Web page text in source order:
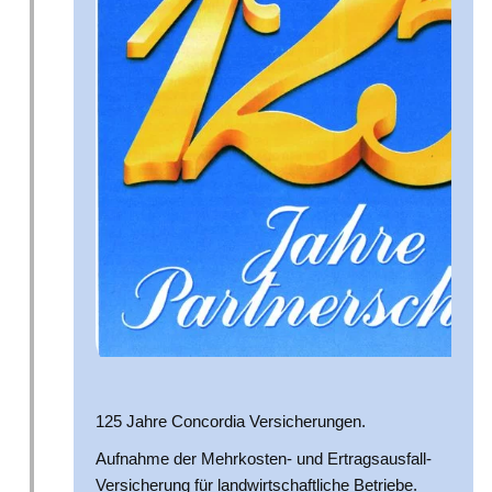
125 Jahre Concordia Versicherungen.
Aufnahme der Mehrkosten- und Ertragsausfall-
Versicherung für landwirtschaftliche Betriebe.